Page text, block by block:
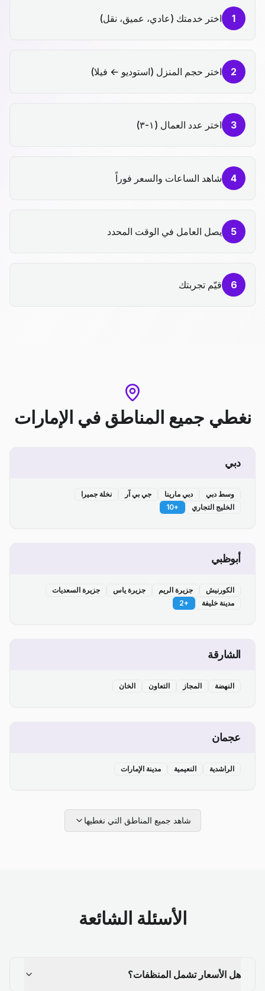
1 اختر خدمتك (عادي، عميق، نقل)
2 اختر حجم المنزل (استوديو ← فيلا)
3 اختر عدد العمال (١-٣)
4 شاهد الساعات والسعر فوراً
5 يصل العامل في الوقت المحدد
6 قيّم تجربتك
نغطي جميع المناطق في الإمارات
دبي
وسط دبي دبي مارينا جي بي آر
نخلة جميرا
الخليج التجاري
+
10
أبوظبي
الكورنيش جزيرة الريم جزيرة ياس
جزيرة السعديات
مدينة خليفة
+
2
الشارقة
النهضة المجاز التعاون الخان
عجمان
الراشدية النعيمية مدينة الإمارات
شاهد جميع المناطق التي نغطيها
الأسئلة الشائعة
هل الأسعار تشمل المنظفات؟